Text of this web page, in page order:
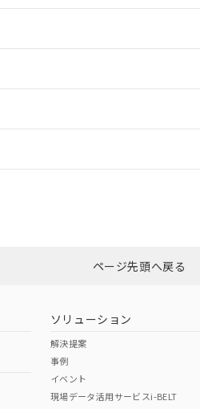
ンロードはこちら
（日本
（アメリカ
ページ先頭へ戻る
ソリューション
解決提案
事例
イベント
現場データ活用サービスi-BELT